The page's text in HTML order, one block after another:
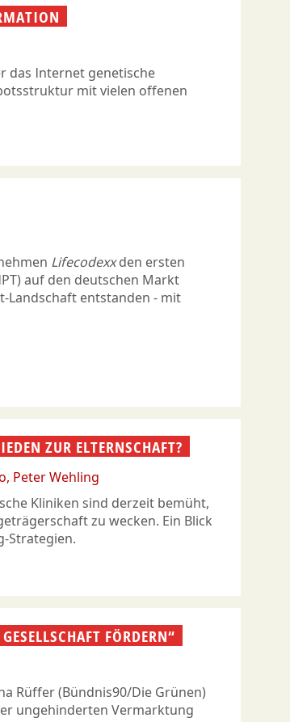
das Internet genetische
mit vielen offenen
Lifecodexxden ersten
auf den deutschen Markt
Landschaft entstanden - mit
ZUR ELTERNSCHAFT?
Peter Wehling
Kliniken sind derzeit bemüht,
zu wecken. Ein Blick
Strategien.
FÖRDERN“
Rüffer (Bündnis90/Die Grünen)
ungehinderten Vermarktung